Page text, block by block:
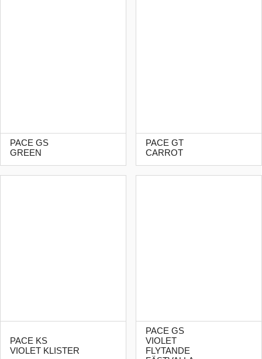
PACE GS
GREEN
PACE GT
CARROT
PACE KS
VIOLET KLISTER
PACE GS
VIOLET
FLYTANDE